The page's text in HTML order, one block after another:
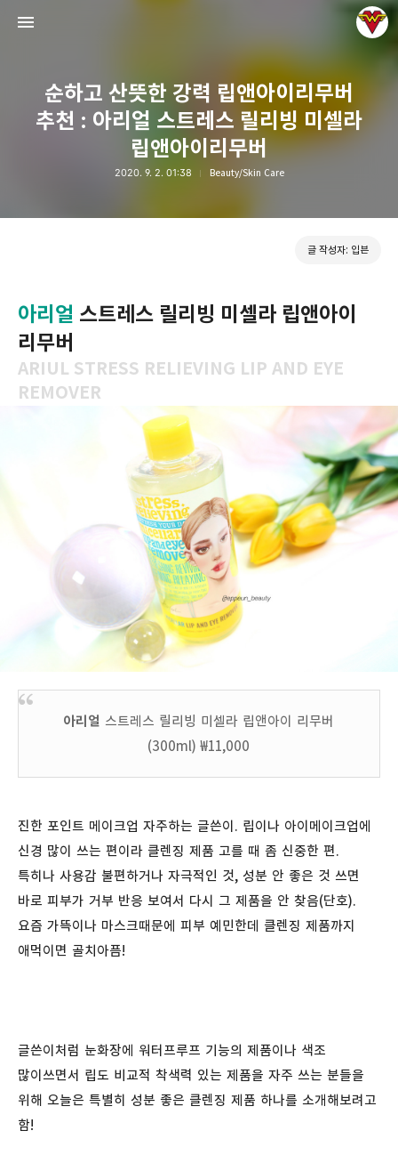
순하고 산뜻한 강력 립앤아이리무버
추천 : 아리얼 스트레스 릴리빙 미셀라
립앤아이리무버
2020. 9. 2. 01:38 Beauty/Skin Care
글 작성자: 입븐
아리얼 스트레스 릴리빙 미셀라 립앤아이
리무버
ARIUL STRESS RELIEVING LIP AND EYE
REMOVER
아리얼 스트레스 릴리빙 미셀라 립앤아이 리무버
(300ml) ₩11,000
진한 포인트 메이크업 자주하는 글쓴이. 립이나 아이메이크업에
신경 많이 쓰는 편이라 클렌징 제품 고를 때 좀 신중한 편.
특히나 사용감 불편하거나 자극적인 것, 성분 안 좋은 것 쓰면
바로 피부가 거부 반응 보여서 다시 그 제품을 안 찾음(단호).
요즘 가뜩이나 마스크때문에 피부 예민한데 클렌징 제품까지
애먹이면 골치아픔!
글쓴이처럼 눈화장에 워터프루프 기능의 제품이나 색조
많이쓰면서 립도 비교적 착색력 있는 제품을 자주 쓰는 분들을
위해 오늘은 특별히 성분 좋은 클렌징 제품 하나를 소개해보려고
함!
입븐